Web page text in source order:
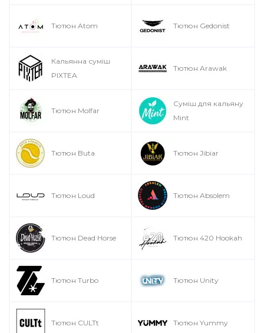
Тютюн Atom Тютюн Gedonist
Кальянна суміш
PIXTEA
Тютюн Arawak
Тютюн Molfar
Суміш для кальяну
Mint
Тютюн Buta Тютюн Jibiar
Тютюн Loud Тютюн Absolem
Тютюн Dead Horse Тютюн 420 Hookah
Тютюн Turbo Тютюн Unity
Тютюн CULTt Тютюн Yummy